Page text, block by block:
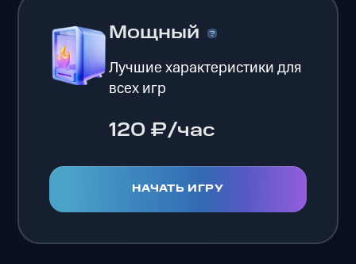
Мощный
Лучшие характеристики для
всех игр
120 ₽/час
НАЧАТЬ ИГРУ